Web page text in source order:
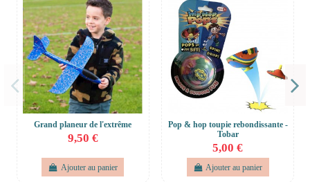
Grand planeur de l'extrême
9,50 €
Ajouter au panier
Pop & hop toupie rebondissante -
Tobar
5,00 €
Ajouter au panier